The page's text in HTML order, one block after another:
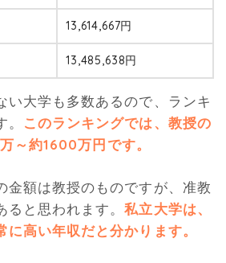
13,614,667円
13,485,638円
い大学も多数あるので、ランキ
このランキングでは、教授の
～約1600万円です。
金額は教授のものですが、准教
ると思われます。私立大学は、
高い年収だと分かります。